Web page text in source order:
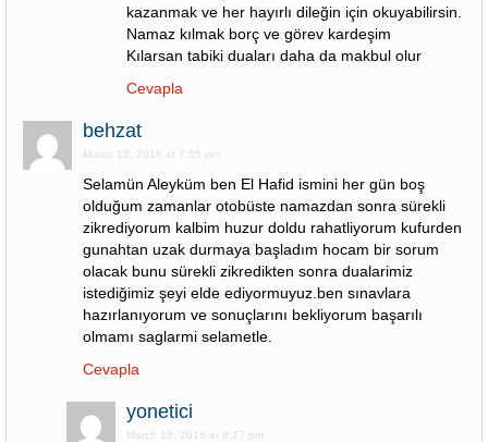
kazanmak ve her hayırlı dileğin için okuyabilirsin.
Namaz kılmak borç ve görev kardeşim
Kılarsan tabiki duaları daha da makbul olur
Cevapla
behzat
March 15, 2016 at 7:55 pm
Selamün Aleyküm ben El Hafid ismini her gün boş
olduğum zamanlar otobüste namazdan sonra sürekli
zikrediyorum kalbim huzur doldu rahatliyorum kufurden
gunahtan uzak durmaya başladım hocam bir sorum
olacak bunu sürekli zikredikten sonra dualarimiz
istediğimiz şeyi elde ediyormuyuz.ben sınavlara
hazırlanıyorum ve sonuçlarını bekliyorum başarılı
olmamı saglarmi selametle.
Cevapla
yonetici
March 15, 2016 at 8:27 pm